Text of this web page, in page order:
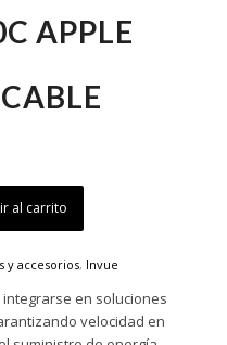
APPLE
al carrito
y accesorios, Invue
en soluciones
velocidad en